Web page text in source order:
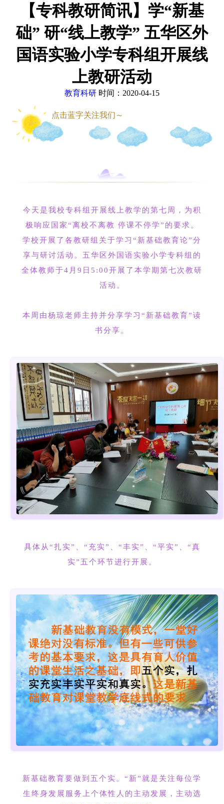
【专科教研简讯】学“新基
础” 研“线上教学” 五华区外
国语实验小学专科组开展线
上教研活动
教育科研 时间：2020-04-15
点击蓝字关注我们～
今天是我校专科组开展线上教学的第七周，为积
极响应国家“离校不离教 停课不停学”的要求。
学校开展了各教研组关于学习“新基础教育论”分
享与研讨活动。五华区外国语实验小学专科组的
全体教师于4月9日5:00开展了本学期第七次教研
活动。
本周由杨琼老师主持并分享学习“新基础教育”读
书分享。
具体从“扎实”、“充实”、“丰实”、“平实”、“真
实”五个环节进行开展。
新基础教育要做到五个实。“新”就是关注每位学
生终身发展服务上个体性人的主动发展，主动选